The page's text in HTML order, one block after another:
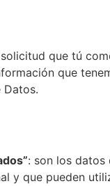
que tú
que
Datos.
: son los datos
y que pueden